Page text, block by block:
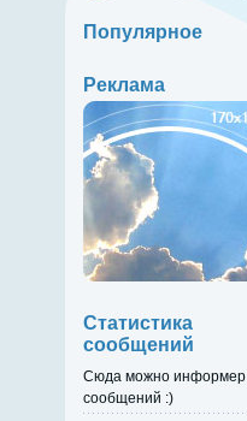
Популярное
Реклама
Статистика
сообщений
Сюда можно информер
сообщений :)